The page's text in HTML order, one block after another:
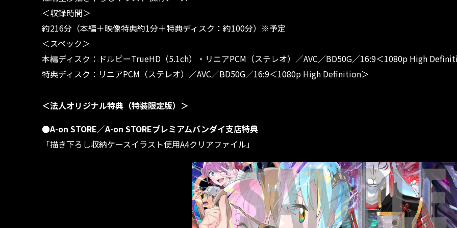
＜収録時間＞
約216分（本編＋映像特典約1分＋特典ディスク：約100分）※予定
＜スペック＞
本編ディスク：ドルビーTrueHD（5.1ch）・リニアPCM（ステレオ）／AVC／BD50G／16:9＜1080p High
特典ディスク：リニアPCM（ステレオ）／AVC／BD50G／16:9＜1080p High Definition＞
＜法人オリジナル特典（特装限定版）＞
●A-on STORE／A-on STOREプレミアムバンダイ支店特典
「描き下ろし収納ケースイラスト使用A4クリアファイル」